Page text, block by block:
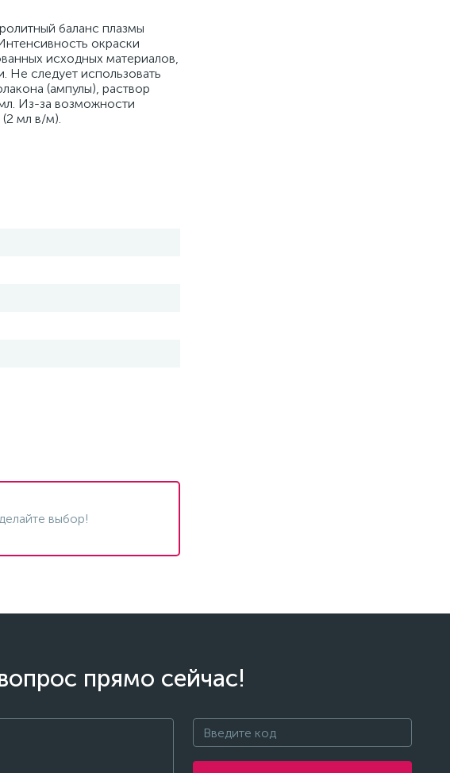
баланс плазмы
окраски
исходных материалов,
Не следует использовать
(ампулы), раствор
Из-за возможности
мл в/м).
выбор!
прямо сейчас!